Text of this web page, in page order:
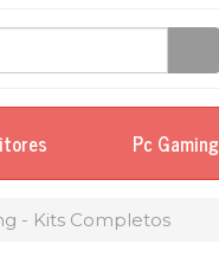
Pc Gaming
- Kits Completos